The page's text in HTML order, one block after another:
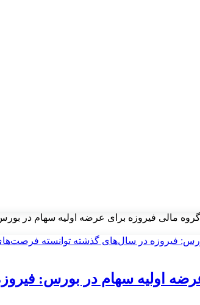
گروه مالی فیروزه برای عرضه اولیه سهام در
اولیه سهام در بورس: